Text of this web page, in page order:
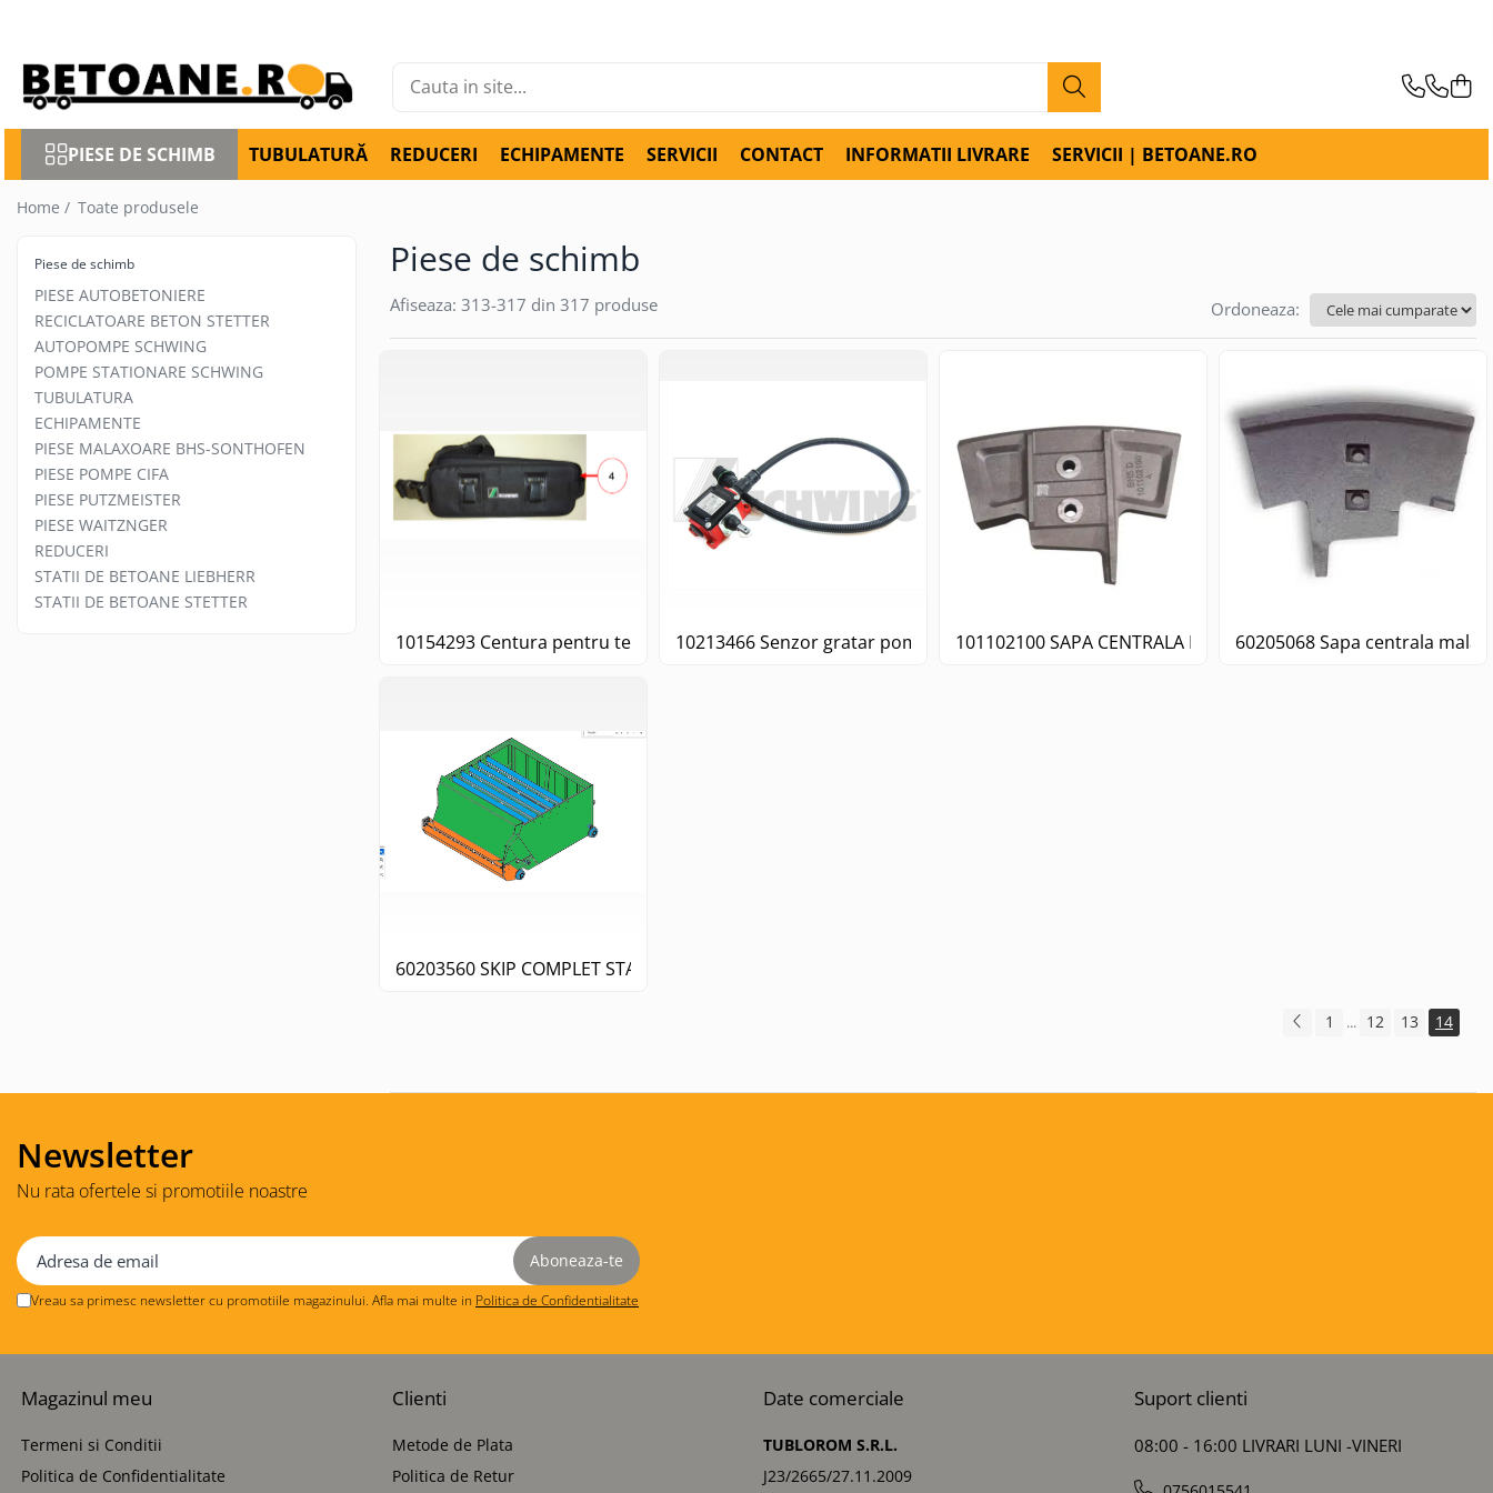
Piese de schimb
AUTOBETONIERE STETTER
AUTOBETONIERE LIEBHERR
AUTOBETONIERE CIFA
AUTOBETONIERE INTERMIX
AUTOBETONIERE PUTZMEISTER
RECICLATOARE BETON STETTER
AUTOPOMPE SCHWING
POMPE STATIONARE SCHWING
PIESE MALAXOARE BHS-
SONTHOFEN
PIESE POMPE CIFA
PIESE PUTZMEISTER
PIESE WAITZNGER
STATII DE BETOANE LIEBHERR
STATII DE BETOANE STETTER
PIESE DE SCHIMB TUBULATURĂ REDUCERI ECHIPAMENTE SERVICII CONTACT INFORMATII LIVRARE SERVICII | BETOANE.RO
Home / Toate produsele
Piese de schimb
Piese de schimb
PIESE AUTOBETONIERE
RECICLATOARE BETON STETTER
AUTOPOMPE SCHWING
POMPE STATIONARE SCHWING
TUBULATURA
ECHIPAMENTE
PIESE MALAXOARE BHS-SONTHOFEN
PIESE POMPE CIFA
PIESE PUTZMEISTER
PIESE WAITZNGER
REDUCERI
STATII DE BETOANE LIEBHERR
STATII DE BETOANE STETTER
Afiseaza: 313-317 din 317 produse Ordoneaza:
10154293 Centura pentru telecomanda brau -FW26 / FW 28
10213466 Senzor gratar pompa cu cablu101102100 SAPA CENTRALA MALAXOR BHS DKXS 2.0
60205068 Sapa centrala
60203560 SKIP COMPLET STATIE BETON M2TZ
1 ... 12 13 14
Newsletter
Nu rata ofertele si promotiile noastre
Vreau sa primesc newsletter cu promotiile magazinului. Afla mai multe in Politica de Confidentialitate
Magazinul meu
Termeni si Conditii
Politica de Confidentialitate
Clienti
Metode de Plata
Politica de Retur
Date comerciale
TUBLOROM S.R.L.
J23/2665/27.11.2009
Suport clienti
08:00 - 16:00 LIVRARI LUNI -VINERI